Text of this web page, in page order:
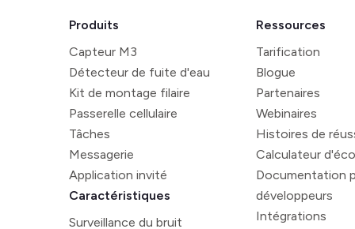
Produits
Capteur M3
Détecteur de fuite d'eau
Kit de montage filaire
Passerelle cellulaire
Tâches
Messagerie
Application invité
Caractéristiques
Surveillance du bruit
Ressources
Tarification
Blogue
Partenaires
Webinaires
Histoires de
Calculateur
Documentation
développeurs
Intégrations